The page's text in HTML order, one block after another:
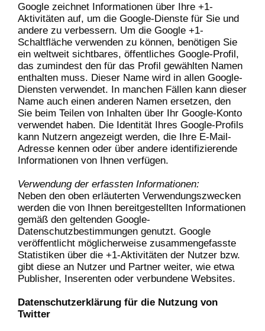
Google zeichnet Informationen über Ihre +1-
Aktivitäten auf, um die Google-Dienste für Sie und
andere zu verbessern. Um die Google +1-
Schaltfläche verwenden zu können, benötigen Sie
ein weltweit sichtbares, öffentliches Google-Profil,
das zumindest den für das Profil gewählten Namen
enthalten muss. Dieser Name wird in allen Google-
Diensten verwendet. In manchen Fällen kann dieser
Name auch einen anderen Namen ersetzen, den
Sie beim Teilen von Inhalten über Ihr Google-Konto
verwendet haben. Die Identität Ihres Google-Profils
kann Nutzern angezeigt werden, die Ihre E-Mail-
Adresse kennen oder über andere identifizierende
Informationen von Ihnen verfügen.
Verwendung der erfassten Informationen:
Neben den oben erläuterten Verwendungszwecken
werden die von Ihnen bereitgestellten Informationen
gemäß den geltenden Google-
Datenschutzbestimmungen genutzt. Google
veröffentlicht möglicherweise zusammengefasste
Statistiken über die +1-Aktivitäten der Nutzer bzw.
gibt diese an Nutzer und Partner weiter, wie etwa
Publisher, Inserenten oder verbundene Websites.
Datenschutzerklärung für die Nutzung von
Twitter